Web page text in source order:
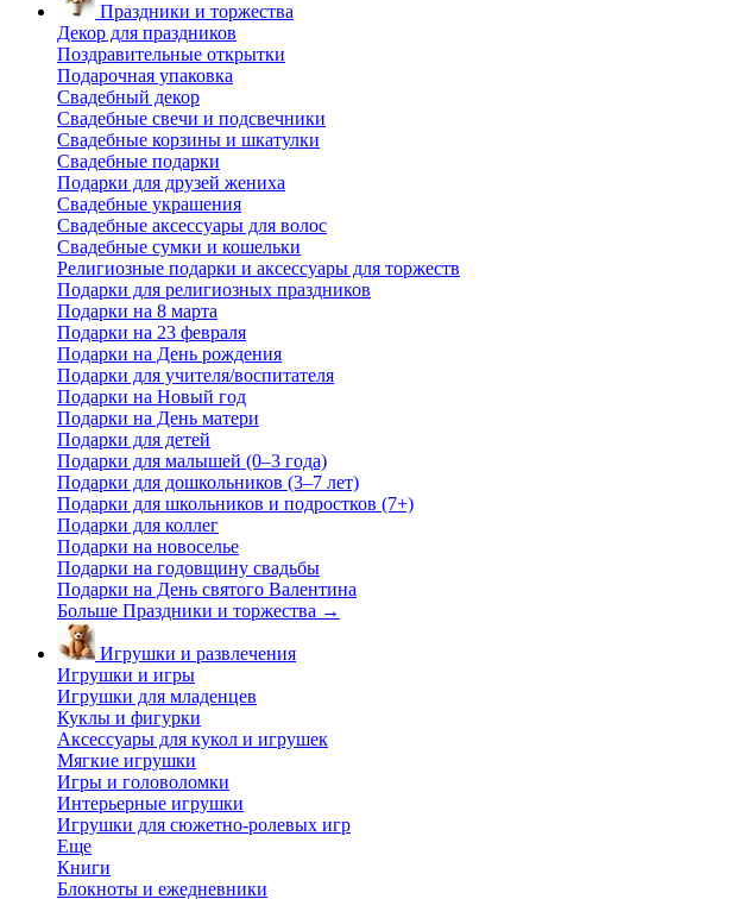
Праздники и торжества
Декор для праздников
Поздравительные открытки
Подарочная упаковка
Свадебный декор
Свадебные свечи и подсвечники
Свадебные корзины и шкатулки
Свадебные подарки
Подарки для друзей жениха
Свадебные украшения
Свадебные аксессуары для волос
Свадебные сумки и кошельки
Религиозные подарки и аксессуары для торжеств
Подарки для религиозных праздников
Подарки на 8 марта
Подарки на 23 февраля
Подарки на День рождения
Подарки для учителя/воспитателя
Подарки на Новый год
Подарки на День матери
Подарки для детей
Подарки для малышей (0–3 года)
Подарки для дошкольников (3–7 лет)
Подарки для школьников и подростков (7+)
Подарки для коллег
Подарки на новоселье
Подарки на годовщину свадьбы
Подарки на День святого Валентина
Больше Праздники и торжества →
Игрушки и развлечения
Игрушки и игры
Игрушки для младенцев
Куклы и фигурки
Аксессуары для кукол и игрушек
Мягкие игрушки
Игры и головоломки
Интерьерные игрушки
Игрушки для сюжетно-ролевых игр
Еще
Книги
Блокноты и ежедневники